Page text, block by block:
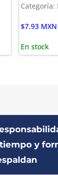
Categoría:
$7.93 MXN
En stock
y